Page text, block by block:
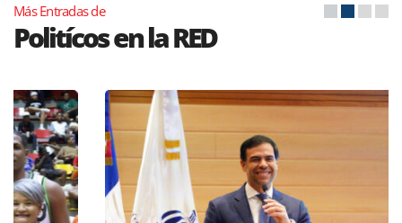
Más Entradas de
Politícos en la RED